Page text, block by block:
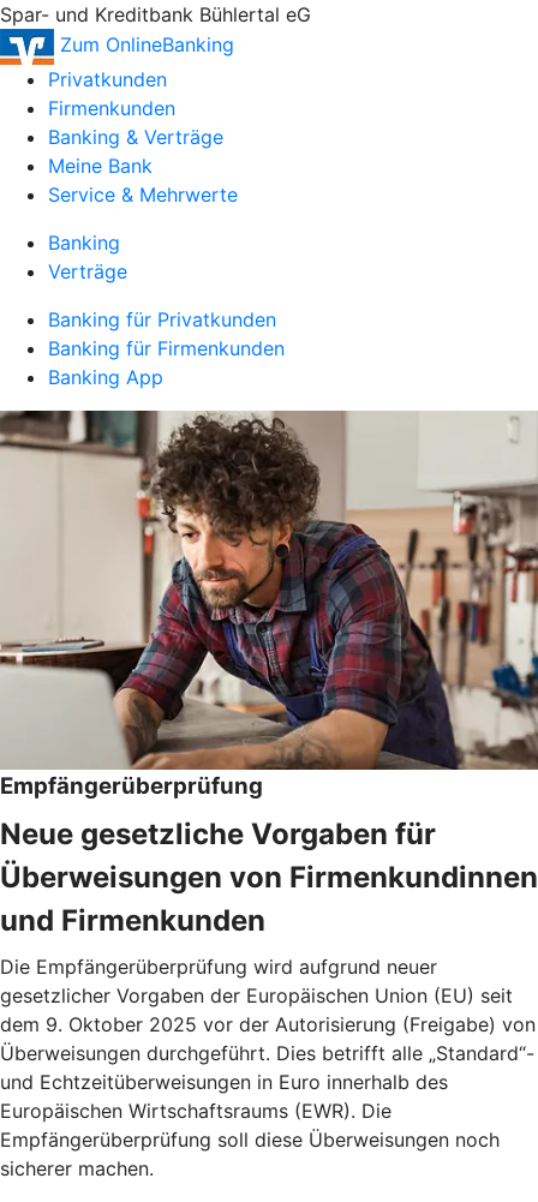
Spar- und Kreditbank Bühlertal eG
Zum OnlineBanking
Privatkunden
Firmenkunden
Banking & Verträge
Meine Bank
Service & Mehrwerte
Banking
Verträge
Banking für Privatkunden
Banking für Firmenkunden
Banking App
Empfängerüberprüfung
Neue gesetzliche Vorgaben für
Überweisungen von Firmenkundinnen
und Firmenkunden
Die Empfängerüberprüfung wird aufgrund neuer
gesetzlicher Vorgaben der Europäischen Union (EU) seit
dem 9. Oktober 2025 vor der Autorisierung (Freigabe) von
Überweisungen durchgeführt. Dies betrifft alle „Standard“-
und Echtzeitüberweisungen in Euro innerhalb des
Europäischen Wirtschaftsraums (EWR). Die
Empfängerüberprüfung soll diese Überweisungen noch
sicherer machen.